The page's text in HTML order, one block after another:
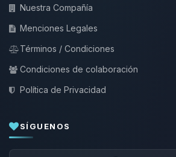
Nuestra Compañía
Menciones Legales
Términos / Condiciones
Condiciones de colaboración
Política de Privacidad
SÍGUENOS